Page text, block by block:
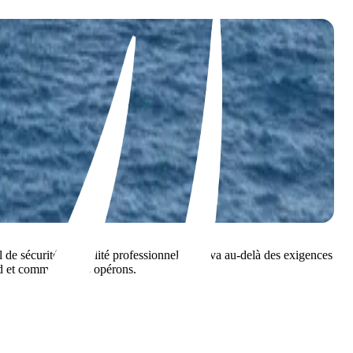
sécurité de qualité professionnelle qui va au-delà des exigences
et comment nous opérons.